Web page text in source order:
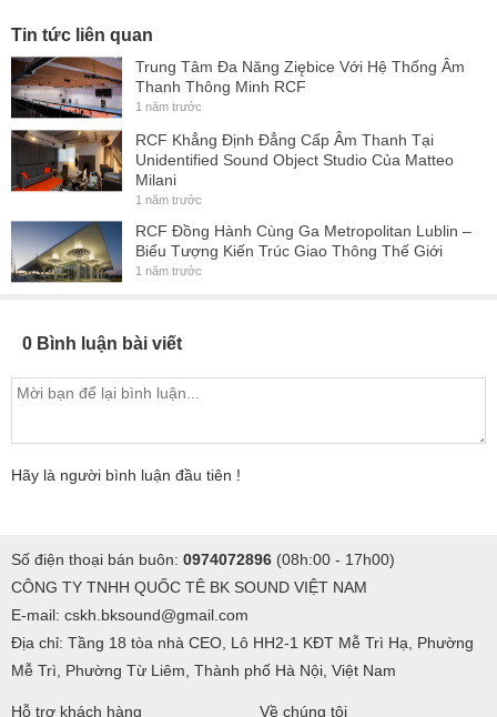
Tin tức liên quan
Trung Tâm Đa Năng Ziębice Với Hệ Thống Âm
Thanh Thông Minh RCF
1 năm trước
RCF Khẳng Định Đẳng Cấp Âm Thanh Tại
Unidentified Sound Object Studio Của Matteo
Milani
1 năm trước
RCF Đồng Hành Cùng Ga Metropolitan Lublin –
Biểu Tượng Kiến Trúc Giao Thông Thế Giới
1 năm trước
0 Bình luận bài viết
Hãy là người bình luận đầu tiên !
Số điện thoại bán buôn: 0974072896 (08h:00 - 17h00)
CÔNG TY TNHH QUỐC TÊ BK SOUND VIỆT NAM
E-mail: cskh.bksound@gmail.com
Địa chỉ: Tầng 18 tòa nhà CEO, Lô HH2-1 KĐT Mễ Trì Hạ, Phường
Mễ Trì, Phường Từ Liêm, Thành phố Hà Nội, Việt Nam
Hỗ trợ khách hàng Về chúng tôi